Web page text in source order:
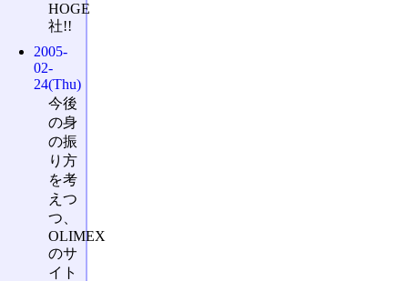
HOGE
社!!
2005-
02-
24(Thu)
今後
の身
の振
り方
を考
えつ
つ、
OLIMEX
のサ
イト